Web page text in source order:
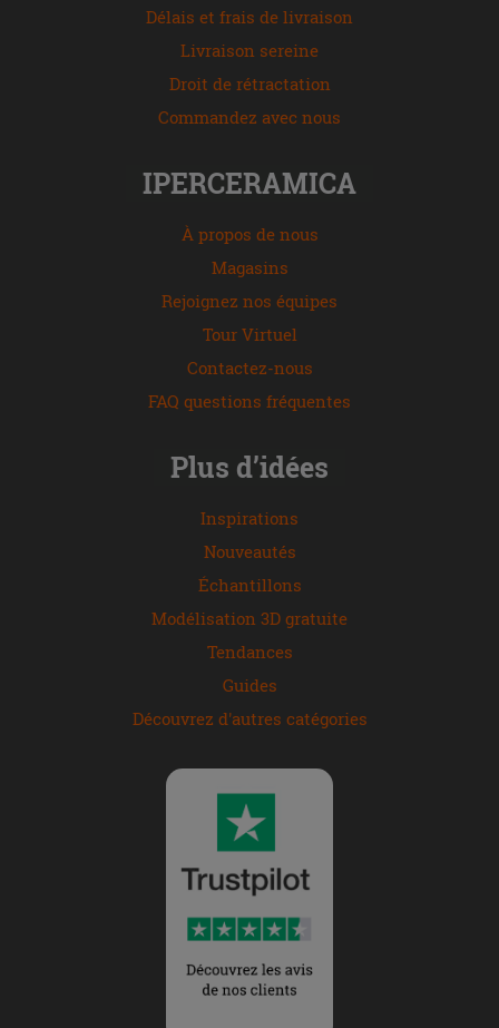
Délais et frais de livraison
Livraison sereine
Droit de rétractation
Commandez avec nous
IPERCERAMICA
À propos de nous
Magasins
Rejoignez nos équipes
Tour Virtuel
Contactez-nous
FAQ questions fréquentes
Plus d’idées
Inspirations
Nouveautés
Échantillons
Modélisation 3D gratuite
Tendances
Guides
Découvrez d'autres catégories